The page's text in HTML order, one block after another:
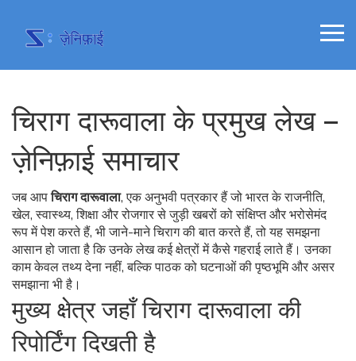
चिराग दारूवाला के प्रमुख लेख –
ज़ेनिफ़ाई समाचार
जब आपचिराग दारूवाला,एक अनुभवी पत्रकार हैं जो भारत के राजनीति,
खेल, स्वास्थ्य, शिक्षा और रोजगार से जुड़ी खबरों को संक्षिप्त और भरोसेमंद
रूप में पेश करते हैं, भी जाने-मानेचिरागकी बात करते हैं, तो यह समझना
आसान हो जाता है कि उनके लेख कई क्षेत्रों में कैसे गहराई लाते हैं। उनका
काम केवल तथ्य देना नहीं, बल्कि पाठक को घटनाओं की पृष्ठभूमि और असर
समझाना भी है।
मुख्य क्षेत्र जहाँ चिराग दारूवाला की
रिपोर्टिंग दिखती है